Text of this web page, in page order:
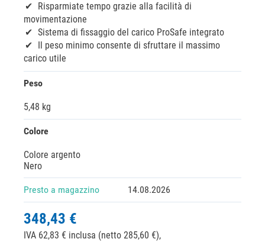
Risparmiate tempo grazie alla facilità di
movimentazione
Sistema di fissaggio del carico ProSafe integrato
Il peso minimo consente di sfruttare il massimo
carico utile
Peso
5,48 kg
Colore
Colore argento
Nero
Presto a magazzino 14.08.2026
348,43 €
IVA 62,83 € inclusa (netto 285,60 €),